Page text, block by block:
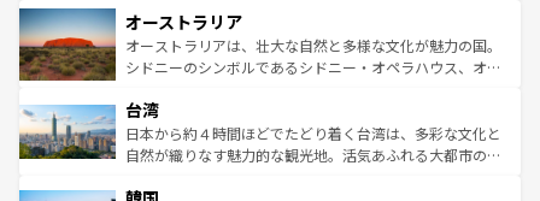
部のニューオーリンズでは、音楽と美食が融合した独特の
文化が魅力。旅行者はアメリカの各地域で異なる魅力を楽
しみながら、その多様性と豊かな歴史を感じることができ
ならではの贅沢な旅のスタイルだ。 なお、新着のアメリカ
情報はコンテンツ一覧を参照してほしい。
ワイ島は見逃せない。また、定番の観光地といえばオアフ
島だが、静かな自然を求めるならマウイ島やカウアイ島が
おすすめ。エメラルドグリーンに輝く海をはじめ、豊かな
れるおもてなしの心で訪れる人々を迎えてくれるハワイの
人々、おいしいローカルフードやハワイアンミュージッ
ク、伝統的なフラダンスなど、すべてがハワイの魅力を彩
ワイを、存分に味わってほしい。 なお、新着のハワイ情報
オーストラリア
オーストラリアは、壮大な自然と多様な文化が魅力の国。
シドニーのシンボルであるシドニー・オペラハウス、オー
リアリーフや大陸中央部にそびえるウルル（エアーズロッ
ク）、タスマニアの美しい原生林やケアンズの熱帯雨林な
ど、見どころがたくさん。また、カフェやワイン、オージ
いる。アクティビティも充実しており、サーフィンやダイ
台湾
日本から約４時間ほどでたどり着く台湾は、多彩な文化と
自然が織りなす魅力的な観光地。活気あふれる大都市の台